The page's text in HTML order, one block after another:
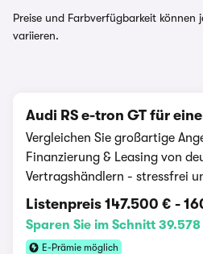
Preise und Farbverfügbarkeit
variieren.
Audi RS e-tron GT für
Vergleichen Sie großartige
Finanzierung & Leasing von
Vertragshändlern - stressfrei
Listenpreis 147.500 € -
Sparen Sie im Schnitt
E-Prämie möglich